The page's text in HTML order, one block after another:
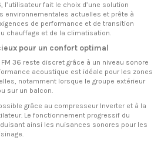
l’utilisateur fait le choix d’une solution
environnementales actuelles et prête à
de performance et de transition
chauffage et de la climatisation.
pour un confort optimal
36 reste discret grâce à un niveau sonore
acoustique est idéale pour les zones
notamment lorsque le groupe extérieur
sur un balcon.
grâce au compresseur Inverter et à la
Le fonctionnement progressif du
ainsi les nuisances sonores pour les